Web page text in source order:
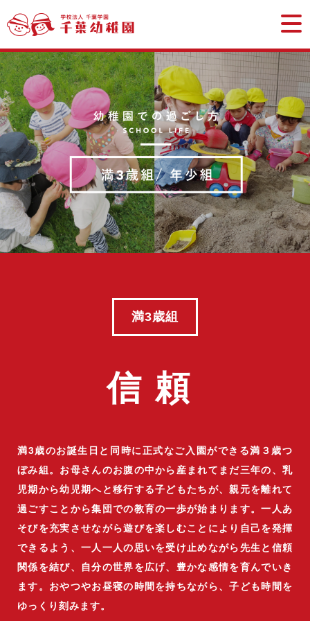
満3
満3歳組
信頼
満3歳のお誕生日と同時に正式なご入園ができる満３歳つ
ぼみ組。お母さんのお腹の中から産まれてまだ三年の、乳
児期から幼児期へと移行する子どもたちが、親元を離れて
過ごすことから集団での教育の一歩が始まります。一人あ
そびを充実させながら遊びを楽しむことにより自己を発揮
できるよう、一人一人の思いを受け止めながら先生と信頼
関係を結び、自分の世界を広げ、豊かな感情を育んでいき
ます。おやつやお昼寝の時間を持ちながら、子ども時間を
ゆっくり刻みます。